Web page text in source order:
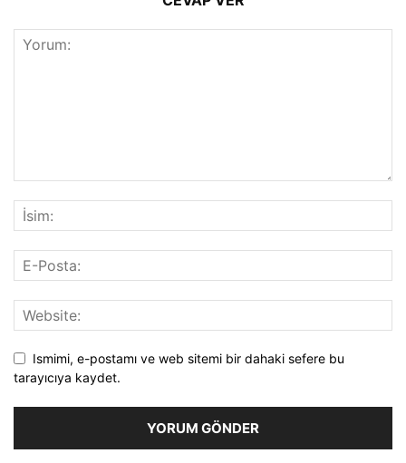
Ismimi, e-postamı ve web sitemi bir dahaki sefere bu
tarayıcıya kaydet.